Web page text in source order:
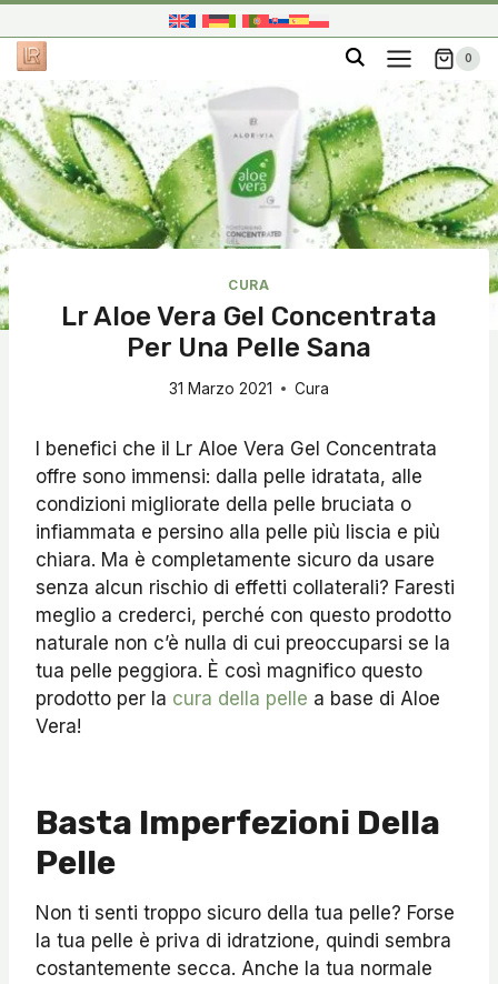
al
contenuto
0
CURA
Lr Aloe Vera Gel Concentrata
Per Una Pelle Sana
31 Marzo 2021 Cura
I benefici che il Lr Aloe Vera Gel Concentrata
offre sono immensi: dalla pelle idratata, alle
condizioni migliorate della pelle bruciata o
infiammata e persino alla pelle più liscia e più
chiara. Ma è completamente sicuro da usare
senza alcun rischio di effetti collaterali? Faresti
meglio a crederci, perché con questo prodotto
naturale non c’è nulla di cui preoccuparsi se la
tua pelle peggiora. È così magnifico questo
prodotto per la cura della pelle a base di Aloe
Vera!
Basta Imperfezioni Della
Pelle
Non ti senti troppo sicuro della tua pelle? Forse
la tua pelle è priva di idratzione, quindi sembra
costantemente secca. Anche la tua normale